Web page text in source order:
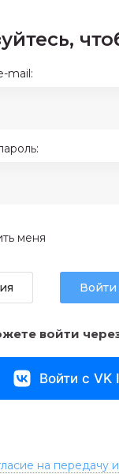
mail:
меня
Войти
войти
Войти с VK
на передачу и